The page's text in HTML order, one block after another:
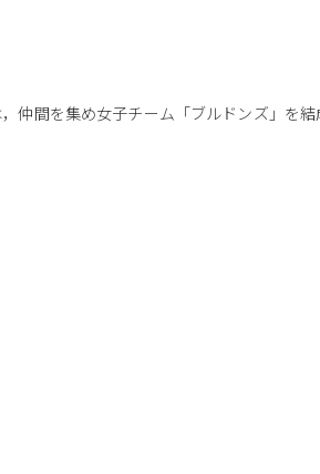
仲間を集め女子チーム「ブルドンズ」を